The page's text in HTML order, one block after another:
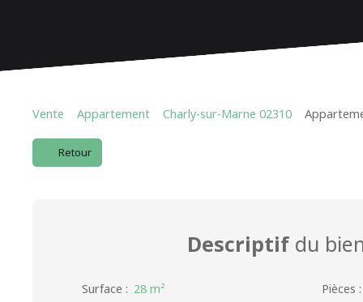
Vente Appartement Charly-sur-Marne 02310
Retour
Descriptif du
Surface : 28 m² Pièces